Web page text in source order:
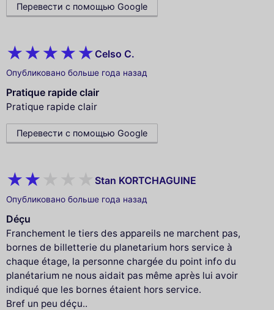
Перевести с помощью Google
Celso C.
Опубликовано больше года назад
Pratique rapide clair
Pratique rapide clair
Перевести с помощью Google
Stan KORTCHAGUINE
Опубликовано больше года назад
Déçu
Franchement le tiers des appareils ne marchent pas,
bornes de billetterie du planetarium hors service à
chaque étage, la personne chargée du point info du
planétarium ne nous aidait pas même après lui avoir
indiqué que les bornes étaient hors service.
Bref un peu déçu..